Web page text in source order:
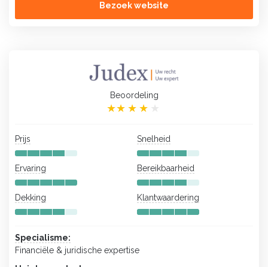
Bezoek website
Beoordeling
Prijs Snelheid
Ervaring Bereikbaarheid
Dekking Klantwaardering
Specialisme:
Financiële & juridische expertise